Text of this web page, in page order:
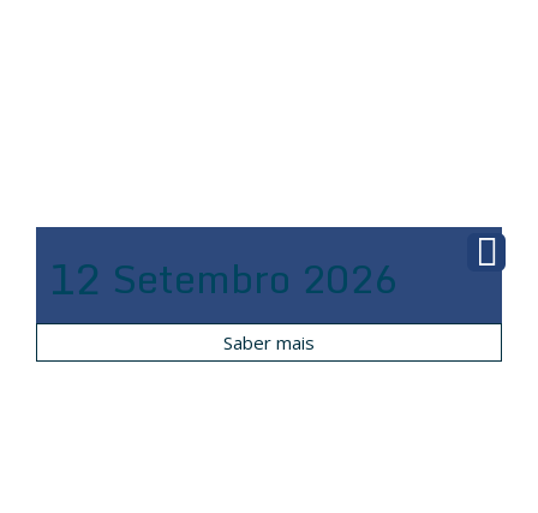
12 Setembro 2026
Saber mais